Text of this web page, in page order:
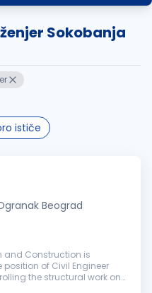
Sokobanja
ističe
Beograd
and Construction is
of Civil Engineer